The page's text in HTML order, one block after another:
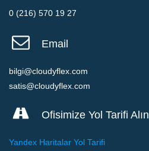
0 (216) 570 19 27
Email
bilgi@cloudyflex.com
satis@cloudyflex.com
Ofisimize Yol Tarifi Alın
Yandex Haritalar Yol Tarifi